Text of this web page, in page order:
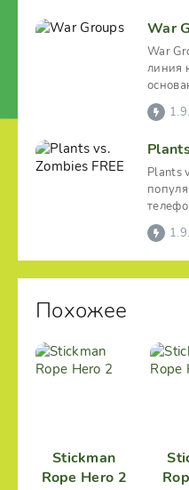
War
War
линия
Plants
Похожее
Stickman
Rope Hero 2